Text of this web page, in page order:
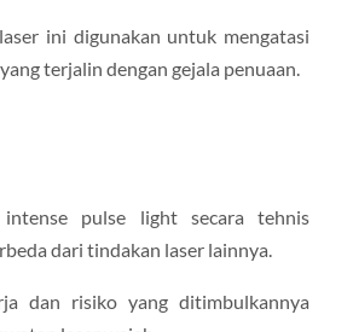
ini digunakan untuk mengatasi
terjalin dengan gejala penuaan.
pulse light secara tehnis
dari tindakan laser lainnya.
dan risiko yang ditimbulkannya